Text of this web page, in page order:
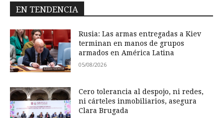
EN TENDENCIA
Rusia: Las armas entregadas a Kiev
terminan en manos de grupos
armados en América Latina
05/08/2026
Cero tolerancia al despojo, ni redes,
ni cárteles inmobiliarios, asegura
Clara Brugada